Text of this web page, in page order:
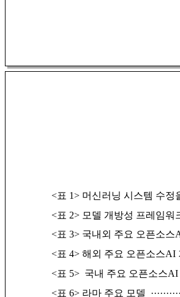
<표 1> 머신러닝 시스템 수정
<표 2> 모델 개방성 프레임
<표 3> 국내외 주요 오픈소스
<표 4> 해외 주요 오픈소스AI
<표 5> 국내 주요 오픈소스
<표 6> 라마 주요 모델